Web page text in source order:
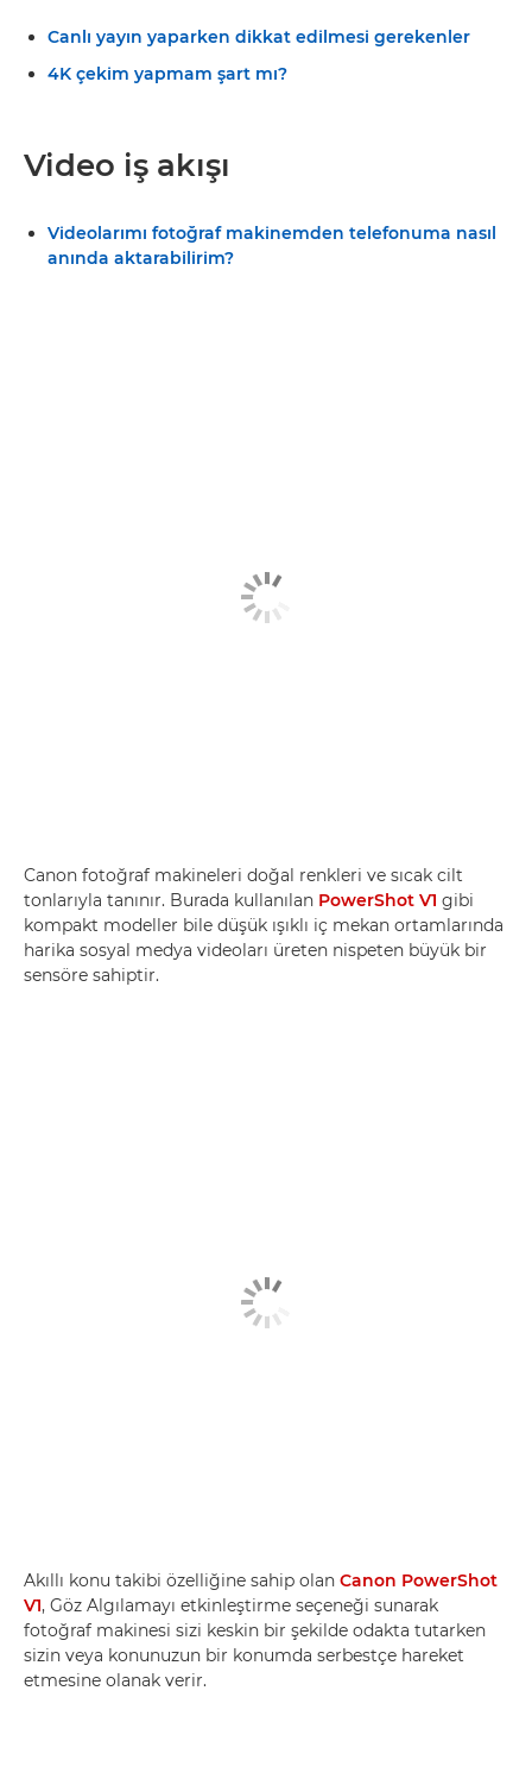
Canlı yayın yaparken dikkat edilmesi gerekenler
4K çekim yapmam şart mı?
Video iş akışı
Videolarımı fotoğraf makinemden telefonuma nasıl
anında aktarabilirim?
Canon fotoğraf makineleri doğal renkleri ve sıcak cilt
tonlarıyla tanınır. Burada kullanılan PowerShot V1 gibi
kompakt modeller bile düşük ışıklı iç mekan ortamlarında
harika sosyal medya videoları üreten nispeten büyük bir
sensöre sahiptir.
Akıllı konu takibi özelliğine sahip olan Canon PowerShot
V1, Göz Algılamayı etkinleştirme seçeneği sunarak
fotoğraf makinesi sizi keskin bir şekilde odakta tutarken
sizin veya konunuzun bir konumda serbestçe hareket
etmesine olanak verir.